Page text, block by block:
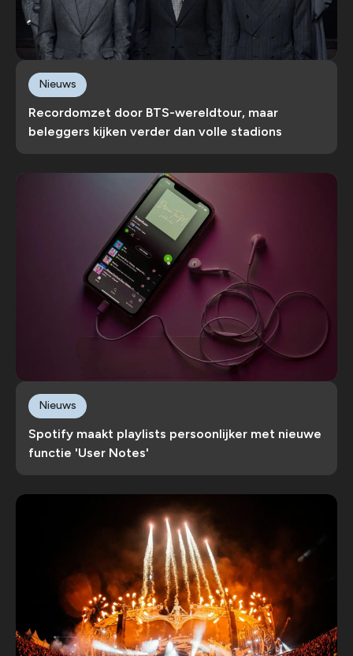
Recordomzet door BTS-wereldtour, maar
beleggers kijken verder dan volle stadions
Nieuws
Spotify maakt playlists persoonlijker met nieuwe
functie 'User Notes'
Nieuws